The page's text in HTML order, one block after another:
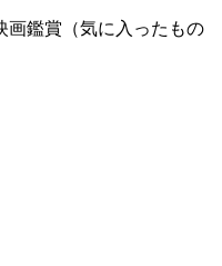
画鑑賞（気に入ったもの